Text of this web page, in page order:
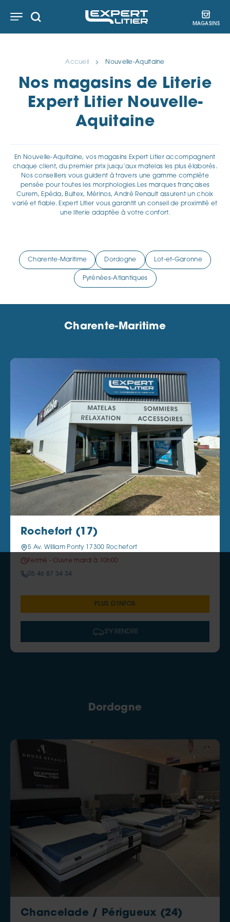
Aller
au
Aller
au
Aller
au
MAGASINS
Accueil Nouvelle-Aquitaine
Nos magasins de Literie
Expert Litier Nouvelle-
Aquitaine
En Nouvelle-Aquitaine, vos magasins Expert Litier accompagnent
chaque client, du premier prix jusqu’aux matelas les plus élaborés.
Nos conseillers vous guident à travers une gamme complète
pensée pour toutes les morphologies.Les marques françaises
Curem, Epéda, Bultex, Mérinos, André Renault assurent un choix
varié et fiable. Expert Litier vous garantit un conseil de proximité et
une literie adaptée à votre confort.
Charente-Maritime Dordogne Lot-et-Garonne
Pyrénées-Atlantiques
Charente-Maritime
Rochefort (17)
5 Av. William Ponty 17300 Rochefort
Fermé - Ouvre mardi à 10h00
05 46 87 34 34
PLUS D'INFOS
S'Y RENDRE
Dordogne
Chancelade / Périgueux (24)